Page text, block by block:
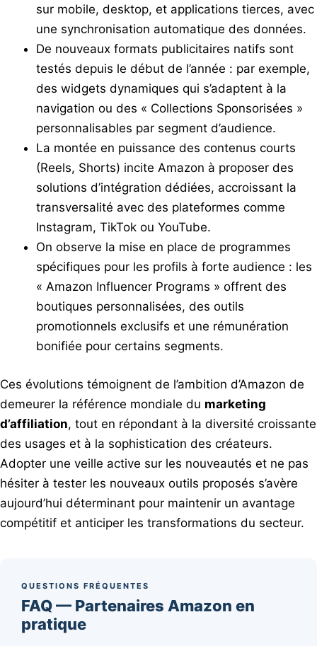
sur mobile, desktop, et applications tierces, avec
une synchronisation automatique des données.
De nouveaux formats publicitaires natifs sont
testés depuis le début de l’année : par exemple,
des widgets dynamiques qui s’adaptent à la
navigation ou des « Collections Sponsorisées »
personnalisables par segment d’audience.
La montée en puissance des contenus courts
(Reels, Shorts) incite Amazon à proposer des
solutions d’intégration dédiées, accroissant la
transversalité avec des plateformes comme
Instagram, TikTok ou YouTube.
On observe la mise en place de programmes
spécifiques pour les profils à forte audience : les
« Amazon Influencer Programs » offrent des
boutiques personnalisées, des outils
promotionnels exclusifs et une rémunération
bonifiée pour certains segments.
Ces évolutions témoignent de l’ambition d’Amazon de
demeurer la référence mondiale du marketing
d’affiliation, tout en répondant à la diversité croissante
des usages et à la sophistication des créateurs.
Adopter une veille active sur les nouveautés et ne pas
hésiter à tester les nouveaux outils proposés s’avère
aujourd’hui déterminant pour maintenir un avantage
compétitif et anticiper les transformations du secteur.
QUESTIONS FRÉQUENTES
FAQ — Partenaires Amazon en
pratique